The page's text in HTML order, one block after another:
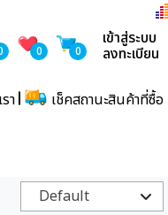
0 0
เข้าสู่ระบบ
ลงทะเบียน
า เช็คสถานะสินค้าที่ซื้อ
Default